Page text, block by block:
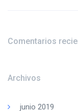
Comentarios
Archivos
junio 2019